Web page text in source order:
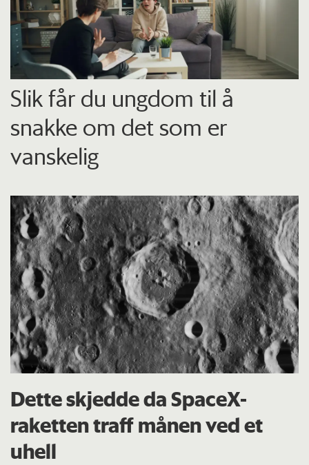
Slik får du ungdom til å
snakke om det som er
vanskelig
Dette skjedde da SpaceX-
raketten traff månen ved et
uhell